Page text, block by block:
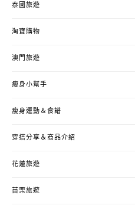
泰國旅遊
淘寶購物
澳門旅遊
瘦身小幫手
瘦身運動＆食譜
穿搭分享＆商品介紹
花蓮旅遊
苗栗旅遊